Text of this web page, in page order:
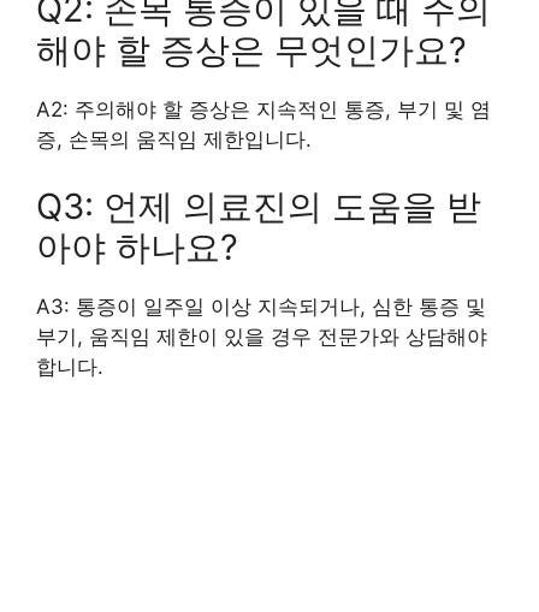
Q2: 손목 통증이 있을 때 주의
해야 할 증상은 무엇인가요?
A2: 주의해야 할 증상은 지속적인 통증, 부기 및 염
증, 손목의 움직임 제한입니다.
Q3: 언제 의료진의 도움을 받
아야 하나요?
A3: 통증이 일주일 이상 지속되거나, 심한 통증 및
부기, 움직임 제한이 있을 경우 전문가와 상담해야
합니다.